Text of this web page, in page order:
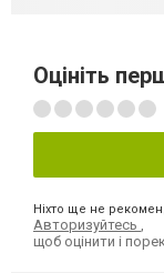
Оцініть
Ніхто ще не
Авторизуйтесь
щоб оцінити і